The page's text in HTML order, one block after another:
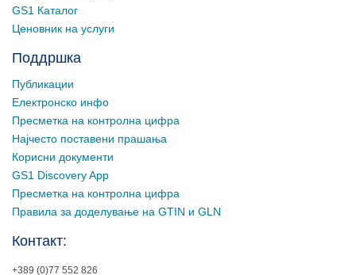
GS1 Каталог
Ценовник на услуги
Поддршка
Публикации
Електронско инфо
Пресметка на контролна цифра
Најчесто поставени прашања
Корисни документи
GS1 Discovery App
Пресметка на контролна цифра
Правила за доделување на GTIN и GLN
Контакт:
+389 (0)77 552 826